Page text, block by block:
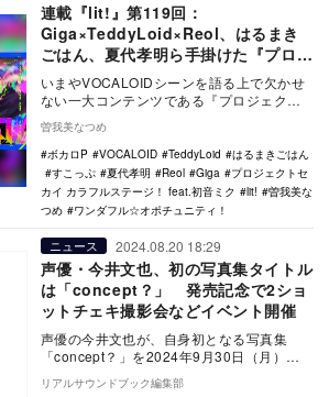
連載『lit!』第119回：
Giga×TeddyLoid×Reol、はるまき
ごはん、夏代孝明ら手掛けた『プロセ
カ』各ユニット曲最新5選
いまやVOCALOIDシーンを語る上で欠かせ
ない一大コンテンツである『プロジェクト
セカイ カラフルステージ！ feat. 初音ミ…
曽我美なつめ
ボカロP
VOCALOID TeddyLoid
はるまきごはん
すこっぷ
夏代孝明 Reol Giga
プロジェクトセ
カイ カラフルステージ！ feat.初音ミク
lit!
曽我美な
つめ
ワンダフル☆オポチュニティ！
ニュース 2024.08.20 18:29
声優・今井文也、初の写真集タイトル
は「concept？」 発売記念で2ショ
ットチェキ撮影会などイベント開催
声優の今井文也が、自身初となる写真集
「concept？」を2024年9月30日（月）に
発売することが決定した。また、写真集の
発売…
リアルサウンドブック編集部